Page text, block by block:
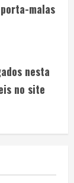
malas
nesta
no site